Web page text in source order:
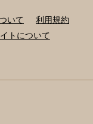
いて
利用規約
トについて